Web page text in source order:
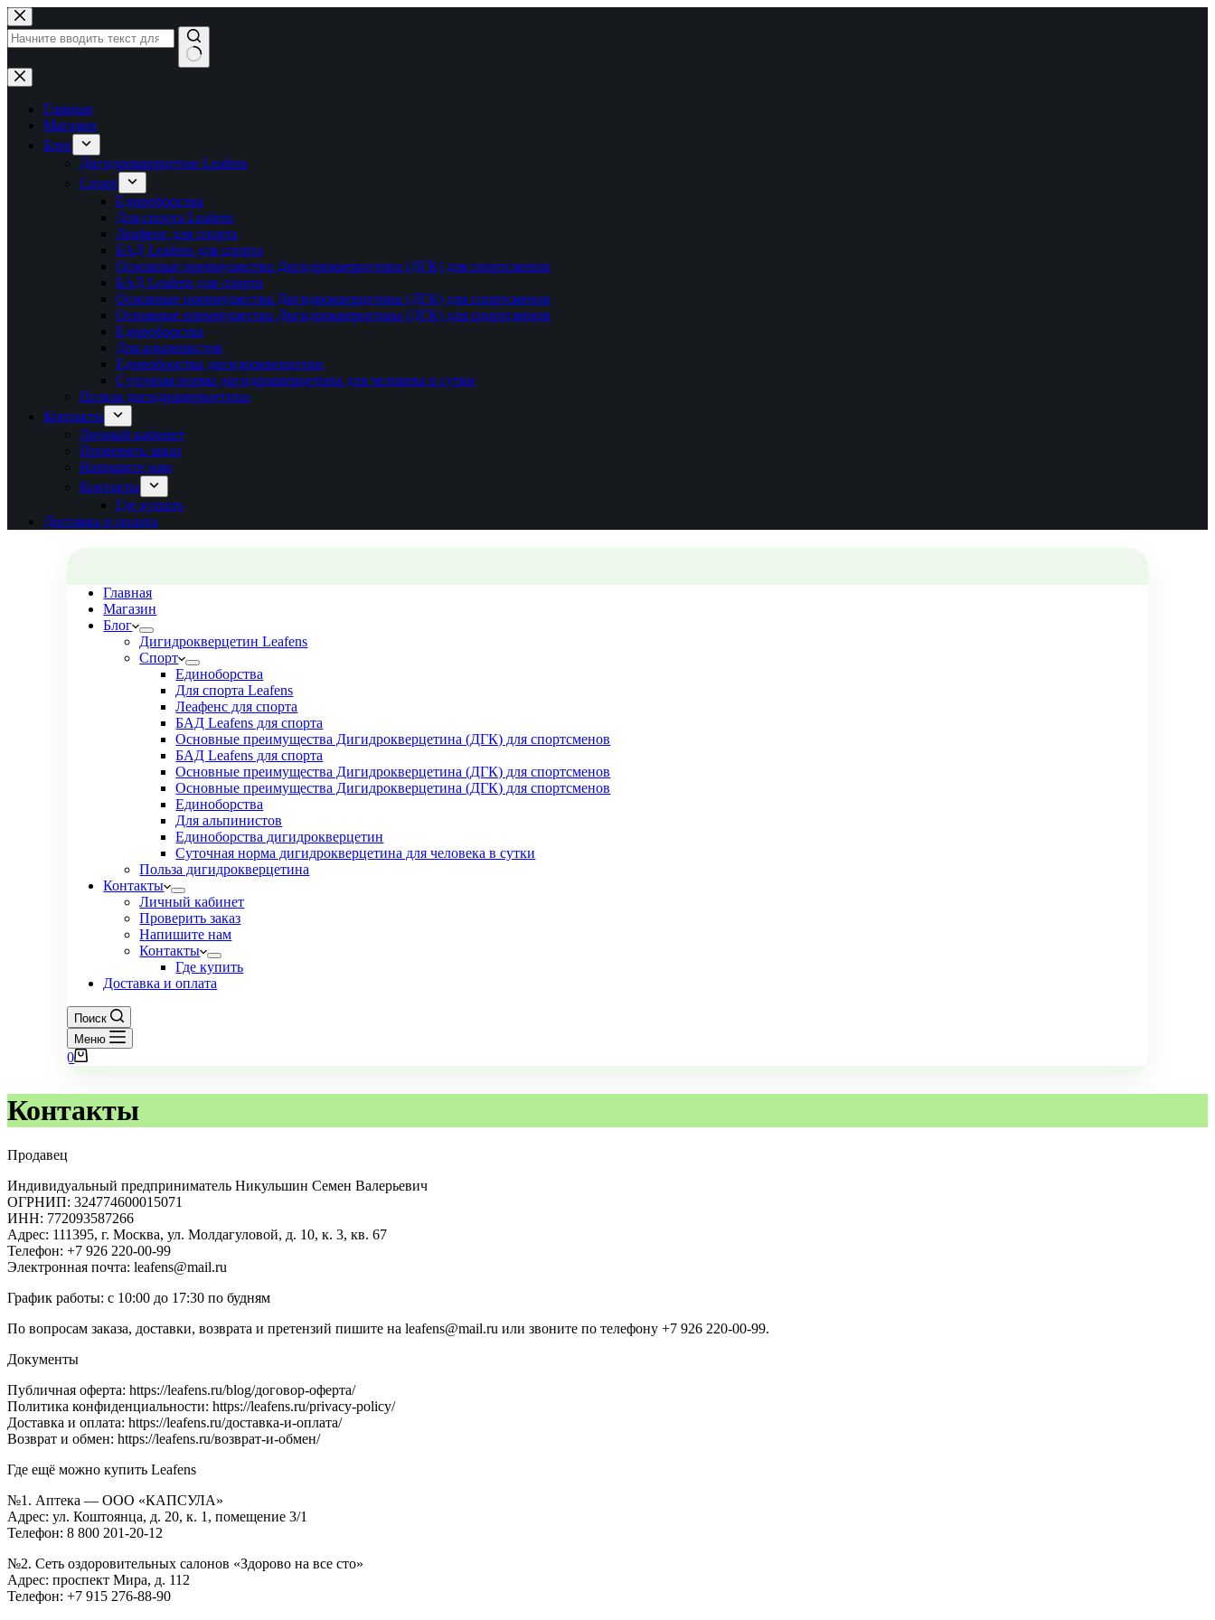
Перейти
к
сути
Ничего
не
найденоГлавная
Магазин
Блог
Дигидрокверцетин Leafens
Спорт
Единоборства
Для спорта Leafens
Леафенс для спорта
БАД Leafens для спорта
Основные преимущества Дигидрокверцетина (ДГК) для спортсменов
БАД Leafens для спорта
Основные преимущества Дигидрокверцетина (ДГК) для спортсменов
Основные преимущества Дигидрокверцетина (ДГК) для спортсменов
Единоборства
Для альпинистов
Единоборства дигидрокверцетин
Суточная норма дигидрокверцетина для человека в сутки
Польза дигидрокверцетина
Контакты
Личный кабинет
Проверить заказ
Напишите нам
Контакты
Где купить
Доставка и оплата
Главная
Магазин
Блог
Дигидрокверцетин Leafens
Спорт
Единоборства
Для спорта Leafens
Леафенс для спорта
БАД Leafens для спорта
Основные преимущества Дигидрокверцетина (ДГК) для спортсменов
БАД Leafens для спорта
Основные преимущества Дигидрокверцетина (ДГК) для спортсменов
Основные преимущества Дигидрокверцетина (ДГК) для спортсменов
Единоборства
Для альпинистов
Единоборства дигидрокверцетин
Суточная норма дигидрокверцетина для человека в сутки
Польза дигидрокверцетина
Контакты
Личный кабинет
Проверить заказ
Напишите нам
Контакты
Где купить
Доставка и оплата
Поиск
Меню
Корзина
0
Контакты
Продавец
Индивидуальный предприниматель Никульшин Семен Валерьевич
ОГРНИП: 324774600015071
ИНН: 772093587266
Адрес: 111395, г. Москва, ул. Молдагуловой, д. 10, к. 3, кв. 67
Телефон: +7 926 220-00-99
Электронная почта: leafens@mail.ru
График работы: с 10:00 до 17:30 по будням
По вопросам заказа, доставки, возврата и претензий пишите на leafens@mail.ru или звоните по телефону +7 926 220-00-99.
Документы
Публичная оферта: https://leafens.ru/blog/договор-оферта/
Политика конфиденциальности: https://leafens.ru/privacy-policy/
Доставка и оплата: https://leafens.ru/доставка-и-оплата/
Возврат и обмен: https://leafens.ru/возврат-и-обмен/
Где ещё можно купить Leafens
№1. Аптека — ООО «КАПСУЛА»
Адрес: ул. Коштоянца, д. 20, к. 1, помещение 3/1
Телефон: 8 800 201-20-12
№2. Сеть оздоровительных салонов «Здорово на все сто»
Адрес: проспект Мира, д. 112
Телефон: +7 915 276-88-90